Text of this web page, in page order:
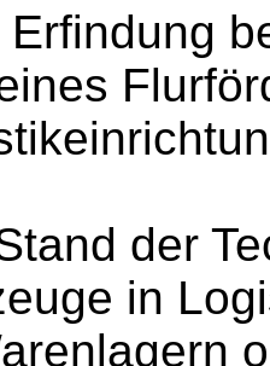
Erfindung
der
in